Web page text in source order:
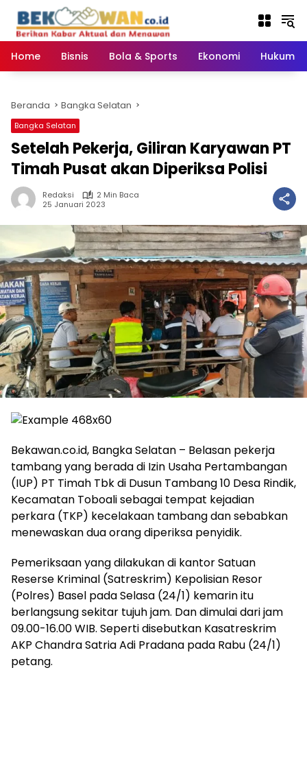
konten
Home
Bisnis Bola & Sports Ekonomi Hukum
Beranda Bangka Selatan
Bangka Selatan
Setelah Pekerja, Giliran Karyawan PT
Timah Pusat akan Diperiksa Polisi
Redaksi
2 Min Baca
25 Januari 2023
Bekawan.co.id, Bangka Selatan – Belasan pekerja
tambang yang berada di Izin Usaha Pertambangan
(IUP) PT Timah Tbk di Dusun Tambang 10 Desa Rindik,
Kecamatan Toboali sebagai tempat kejadian
perkara (TKP) kecelakaan tambang dan sebabkan
menewaskan dua orang diperiksa penyidik.
Pemeriksaan yang dilakukan di kantor Satuan
Reserse Kriminal (Satreskrim) Kepolisian Resor
(Polres) Basel pada Selasa (24/1) kemarin itu
berlangsung sekitar tujuh jam. Dan dimulai dari jam
09.00-16.00 WIB. Seperti disebutkan Kasatreskrim
AKP Chandra Satria Adi Pradana pada Rabu (24/1)
petang.